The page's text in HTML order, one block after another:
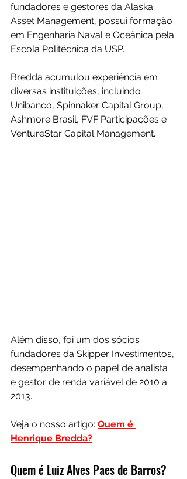
fundadores e gestores da Alaska
Asset Management, possui formação
em Engenharia Naval e Oceânica pela
Escola Politécnica da USP.
Bredda acumulou experiência em
diversas instituições, incluindo
Unibanco, Spinnaker Capital Group,
Ashmore Brasil, FVF Participações e
VentureStar Capital Management.
Além disso, foi um dos sócios
fundadores da Skipper Investimentos,
desempenhando o papel de analista
e gestor de renda variável de 2010 a
2013.
Veja o nosso artigo: Quem é
Henrique Bredda?
Quem é Luiz Alves Paes de Barros?